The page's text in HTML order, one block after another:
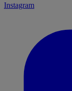
Instagram